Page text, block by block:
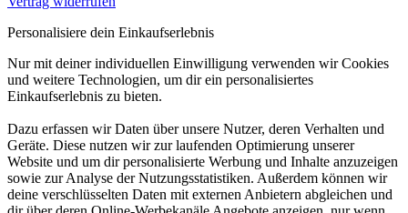
Personalisiere dein Einkaufserlebnis
Nur mit deiner individuellen Einwilligung verwenden wir Cookies
und weitere Technologien, um dir ein personalisiertes
Einkaufserlebnis zu bieten.
Dazu erfassen wir Daten über unsere Nutzer, deren Verhalten und
Geräte. Diese nutzen wir zur laufenden Optimierung unserer
Website und um dir personalisierte Werbung und Inhalte anzuzeigen
sowie zur Analyse der Nutzungsstatistiken. Außerdem können wir
deine verschlüsselten Daten mit externen Anbietern abgleichen und